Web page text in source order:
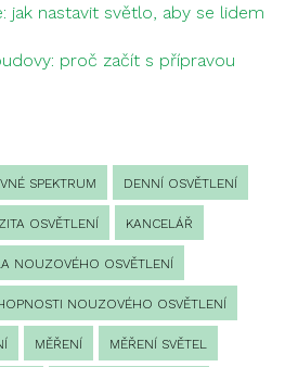
jak nastavit světlo, aby se lidem
proč začít s přípravou
SPEKTRUM DENNÍ OSVĚTLENÍ
OSVĚTLENÍ KANCELÁŘ
NOUZOVÉHO OSVĚTLENÍ
NOUZOVÉHO OSVĚTLENÍ
MĚŘENÍ MĚŘENÍ SVĚTEL